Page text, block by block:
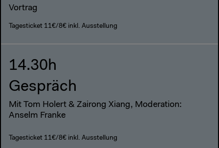
Vortrag
Tagesticket 11€/8€ inkl. Ausstellung
14.30h
Gespräch
Mit Tom Holert & Zairong Xiang, Moderation:
Anselm Franke
Tagesticket 11€/8€ inkl. Ausstellung